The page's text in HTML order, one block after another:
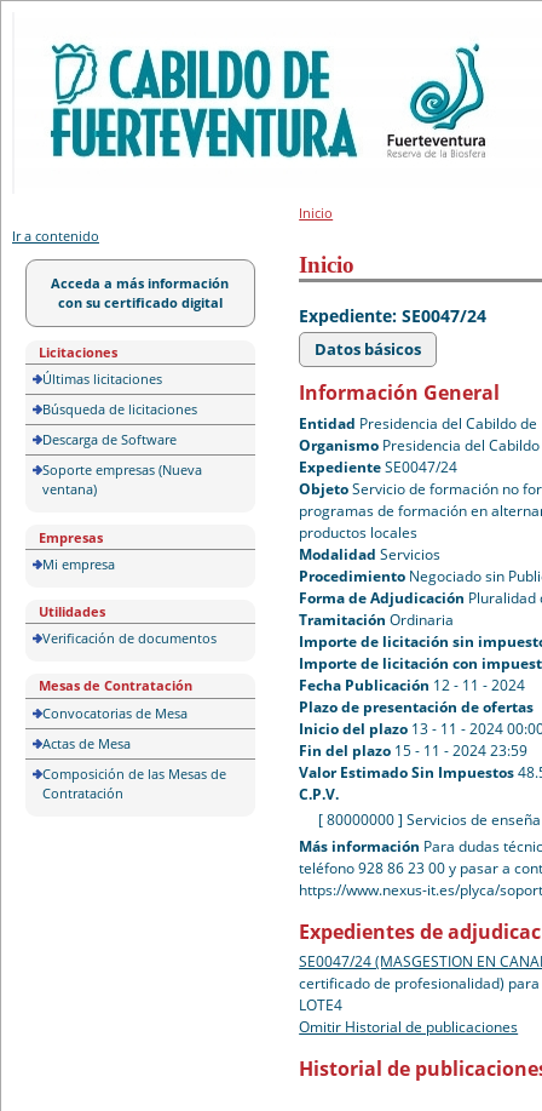
Ir a contenido
Acceda a más información
con su certificado digital
Licitaciones
Últimas licitaciones
Búsqueda de licitaciones
Descarga de Software
Soporte empresas (Nueva
ventana)
Empresas
Mi empresa
Utilidades
Verificación de documentos
Mesas de Contratación
Convocatorias de Mesa
Actas de Mesa
Composición de las Mesas de
Contratación
Inicio
Inicio
Expediente: SE0047/24
Datos básicos
Información General
Entidad Presidencia del Cabildo
Organismo Presidencia del
ExpedienteSE0047/24
ObjetoServicio de formación no
programas de formación en
productos locales
Modalidad Servicios
Procedimiento Negociado sin
Forma de Adjudicación Pluralidad
Tramitación Ordinaria
Importe de licitación sin
Importe de licitación con
Fecha Publicación 12 - 11 - 2024
Plazo de presentación de ofertas
Inicio del plazo 13 - 11 - 2024
Fin del plazo 15 - 11 - 2024 23:59
Valor Estimado Sin Impuestos
C.P.V.
[ 80000000 ] Servicios de
Más información Para dudas
teléfono 928 86 23 00 y pasar a
https://www.nexus-it.es/plyca/
Expedientes de
SE0047/24 (MASGESTION EN
certificado de profesionalidad)
LOTE4
Omitir Historial de publicaciones
Historial de